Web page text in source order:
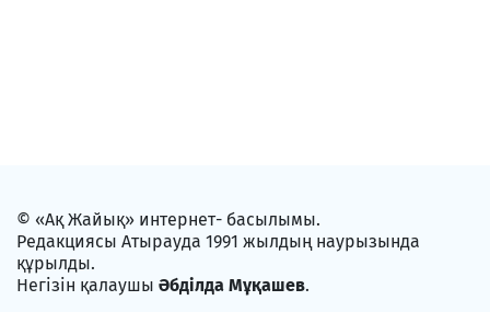
© «Ақ Жайық» интернет- басылымы.
Редакциясы Атырауда 1991 жылдың наурызында
құрылды.
Негізін қалаушы Әбділда Мұқашев.